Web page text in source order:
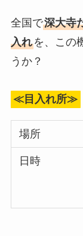
全国で深大寺
入れを、この
うか？
≪目入れ所≫
場所
日時